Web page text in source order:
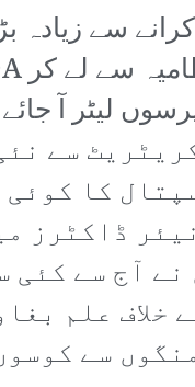
سے
کا
ڈاکٹرز
نے آج سے
سے